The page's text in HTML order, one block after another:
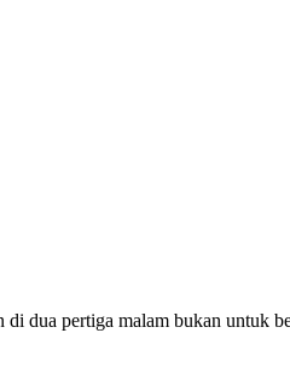
dua pertiga malam bukan untuk